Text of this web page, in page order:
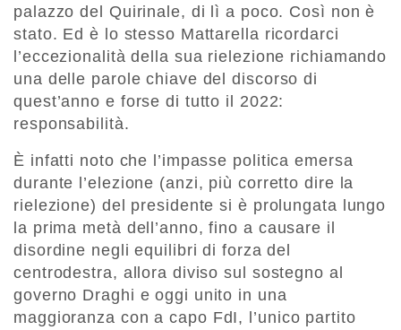
palazzo del Quirinale, di lì a poco. Così non è
stato. Ed è lo stesso Mattarella ricordarci
l’eccezionalità della sua rielezione richiamando
una delle parole chiave del discorso di
quest’anno e forse di tutto il 2022:
responsabilità.
È infatti noto che l’impasse politica emersa
durante l’elezione (anzi, più corretto dire la
rielezione) del presidente si è prolungata lungo
la prima metà dell’anno, fino a causare il
disordine negli equilibri di forza del
centrodestra, allora diviso sul sostegno al
governo Draghi e oggi unito in una
maggioranza con a capo FdI, l’unico partito